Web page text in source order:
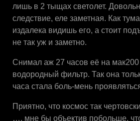
лишь в 2 тыщах светолет.
следствие, еле заметная. Как
издалека видишь его, а стоит
не так уж и заметно.
Снимал аж 27 часов её на мак200
водородный фильтр. Так она
часа стала боль-мень
Приятно, что космос так
…. мне бы объектив побольше,